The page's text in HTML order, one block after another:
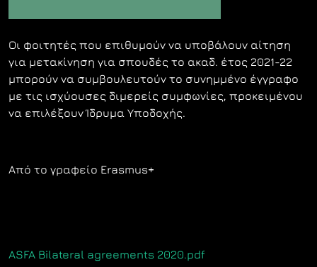
Οι φοιτητές που επιθυμούν να υποβάλουν αίτηση
για μετακίνηση για σπουδές το ακαδ. έτος 2021-22
μπορούν να συμβουλευτούν το συνημμένο έγγραφο
με τις ισχύουσες διμερείς συμφωνίες, προκειμένου
να επιλέξουν Ίδρυμα Υποδοχής.
Από το γραφείο Erasmus+
ASFA Bilateral agreements 2020.pdf